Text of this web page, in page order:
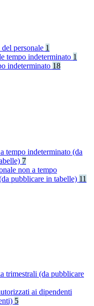
personale 1
tempo indeterminato 1
indeterminato 18
tempo indeterminato (da
7
non a tempo
pubblicare in tabelle) 11
trimestrali (da pubblicare
ai dipendenti
5